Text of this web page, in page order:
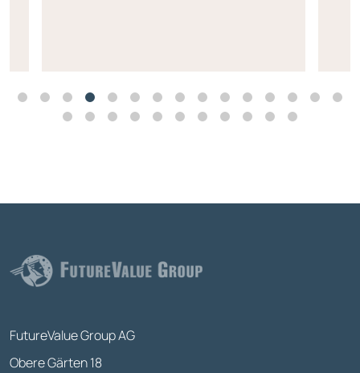
FutureValue Group AG
Obere Gärten 18